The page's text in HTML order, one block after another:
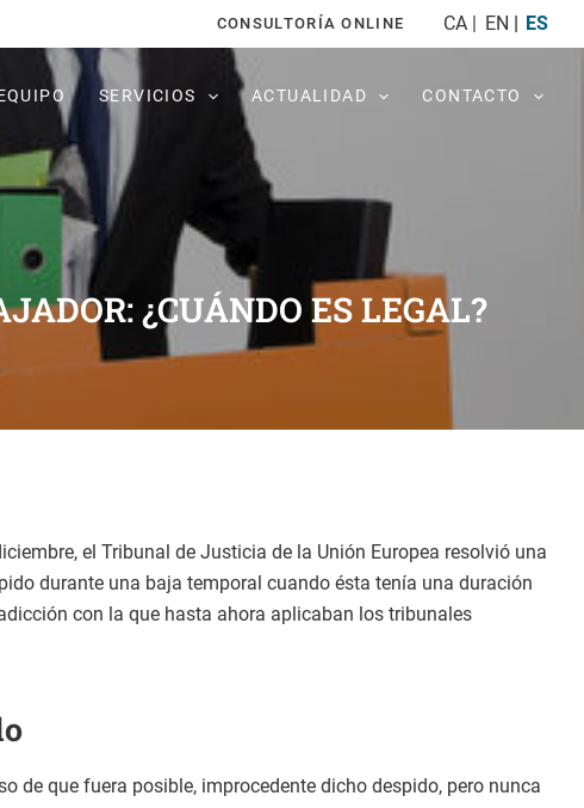
CONSULTORÍA ONLINE CA EN ES
SERVICIOS ACTUALIDAD CONTACTO
¿CUÁNDO ES LEGAL?
el Tribunal de Justicia de la Unión Europea resolvió una
durante una baja temporal cuando ésta tenía una duración
con la que hasta ahora aplicaban los tribunales
de que fuera posible, improcedente dicho despido, pero nunca